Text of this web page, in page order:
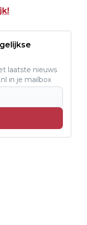
laatste nieuws
in je mailbox